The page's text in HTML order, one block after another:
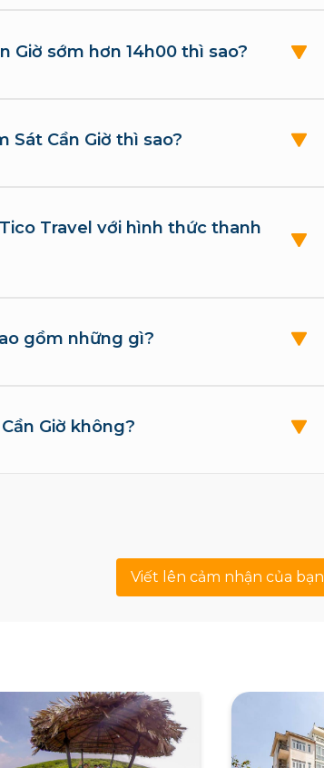
Giờ sớm hơn 14h00 thì sao?
Sát Cần Giờ thì sao?
Travel với hình thức thanh
gồm những gì?
Giờ không?
Viết lên cảm nhận của bạn